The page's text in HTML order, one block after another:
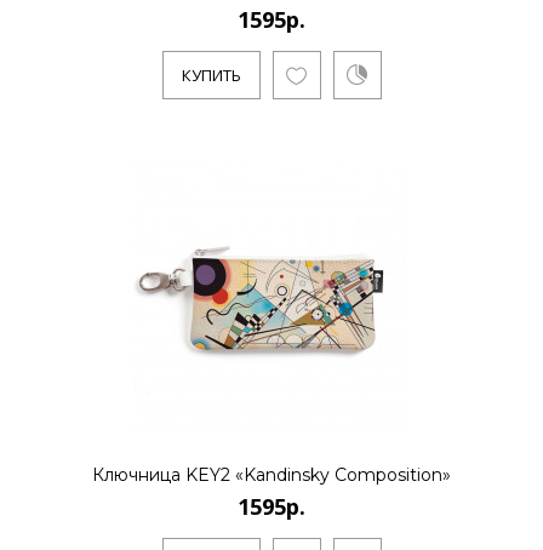
1595р.
КУПИТЬ
Ключница KEY2 «Kandinsky Composition»
1595р.